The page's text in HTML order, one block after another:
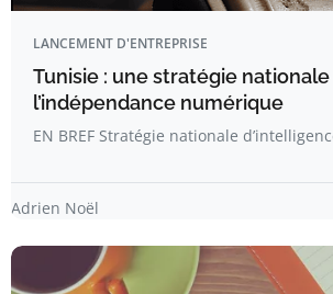
LANCEMENT D'ENTREPRISE
Tunisie : une stratégie nationale
l’indépendance numérique
EN BREF Stratégie nationale
Adrien Noël